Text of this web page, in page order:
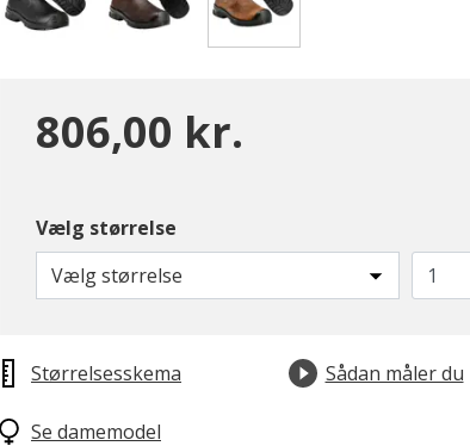
806,00 kr.
Vælg størrelse
Vælg størrelse
Størrelsesskema Sådan måler du
Se damemodel